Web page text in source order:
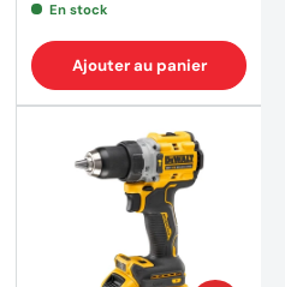
En stock
Ajouter au panier